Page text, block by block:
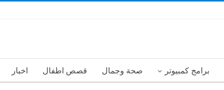
برامج كمبيوتر صحة وجمال قصص اطفال اخبار